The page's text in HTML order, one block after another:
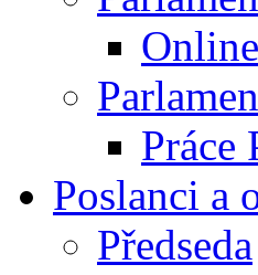
Práce
Poslanci a
Předseda